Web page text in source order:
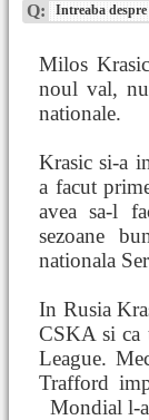
Q: Intreaba
Milos
noul val,
nationale.
Krasic si-a
a facut
avea sa-l
sezoane
nationala
In Rusia
CSKA si ca
League.
Trafford
Mondial l-